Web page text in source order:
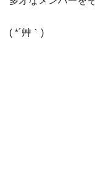
( *´艸｀)